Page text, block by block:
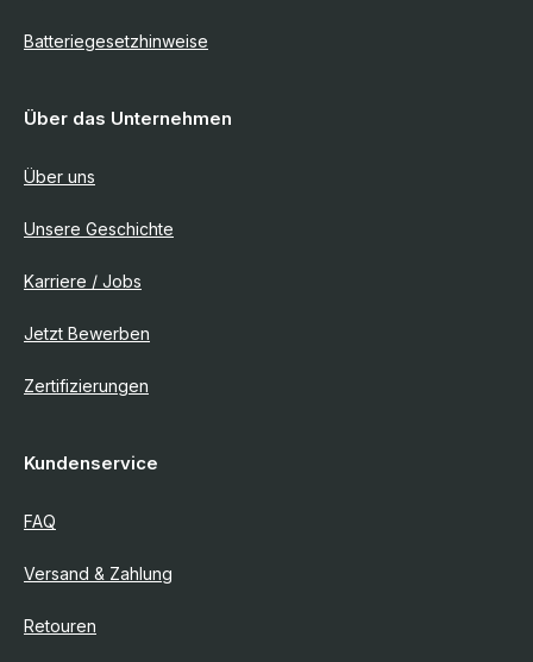
Batteriegesetzhinweise
Über das Unternehmen
Über uns
Unsere Geschichte
Karriere / Jobs
Jetzt Bewerben
Zertifizierungen
Kundenservice
FAQ
Versand & Zahlung
Retouren